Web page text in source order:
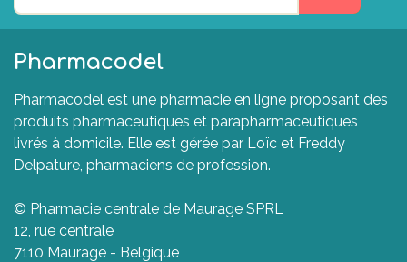
Pharmacodel
Pharmacodel est une pharmacie en ligne proposant des
produits pharmaceutiques et parapharmaceutiques
livrés à domicile. Elle est gérée par Loïc et Freddy
Delpature, pharmaciens de profession.
© Pharmacie centrale de Maurage SPRL
12, rue centrale
7110 Maurage - Belgique